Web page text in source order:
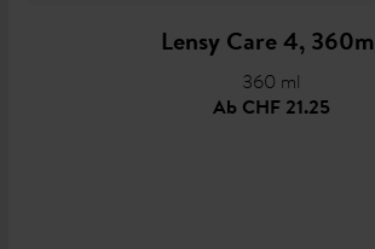
Lensy Care 4, 360ml
360 ml
AbCHF 21.25